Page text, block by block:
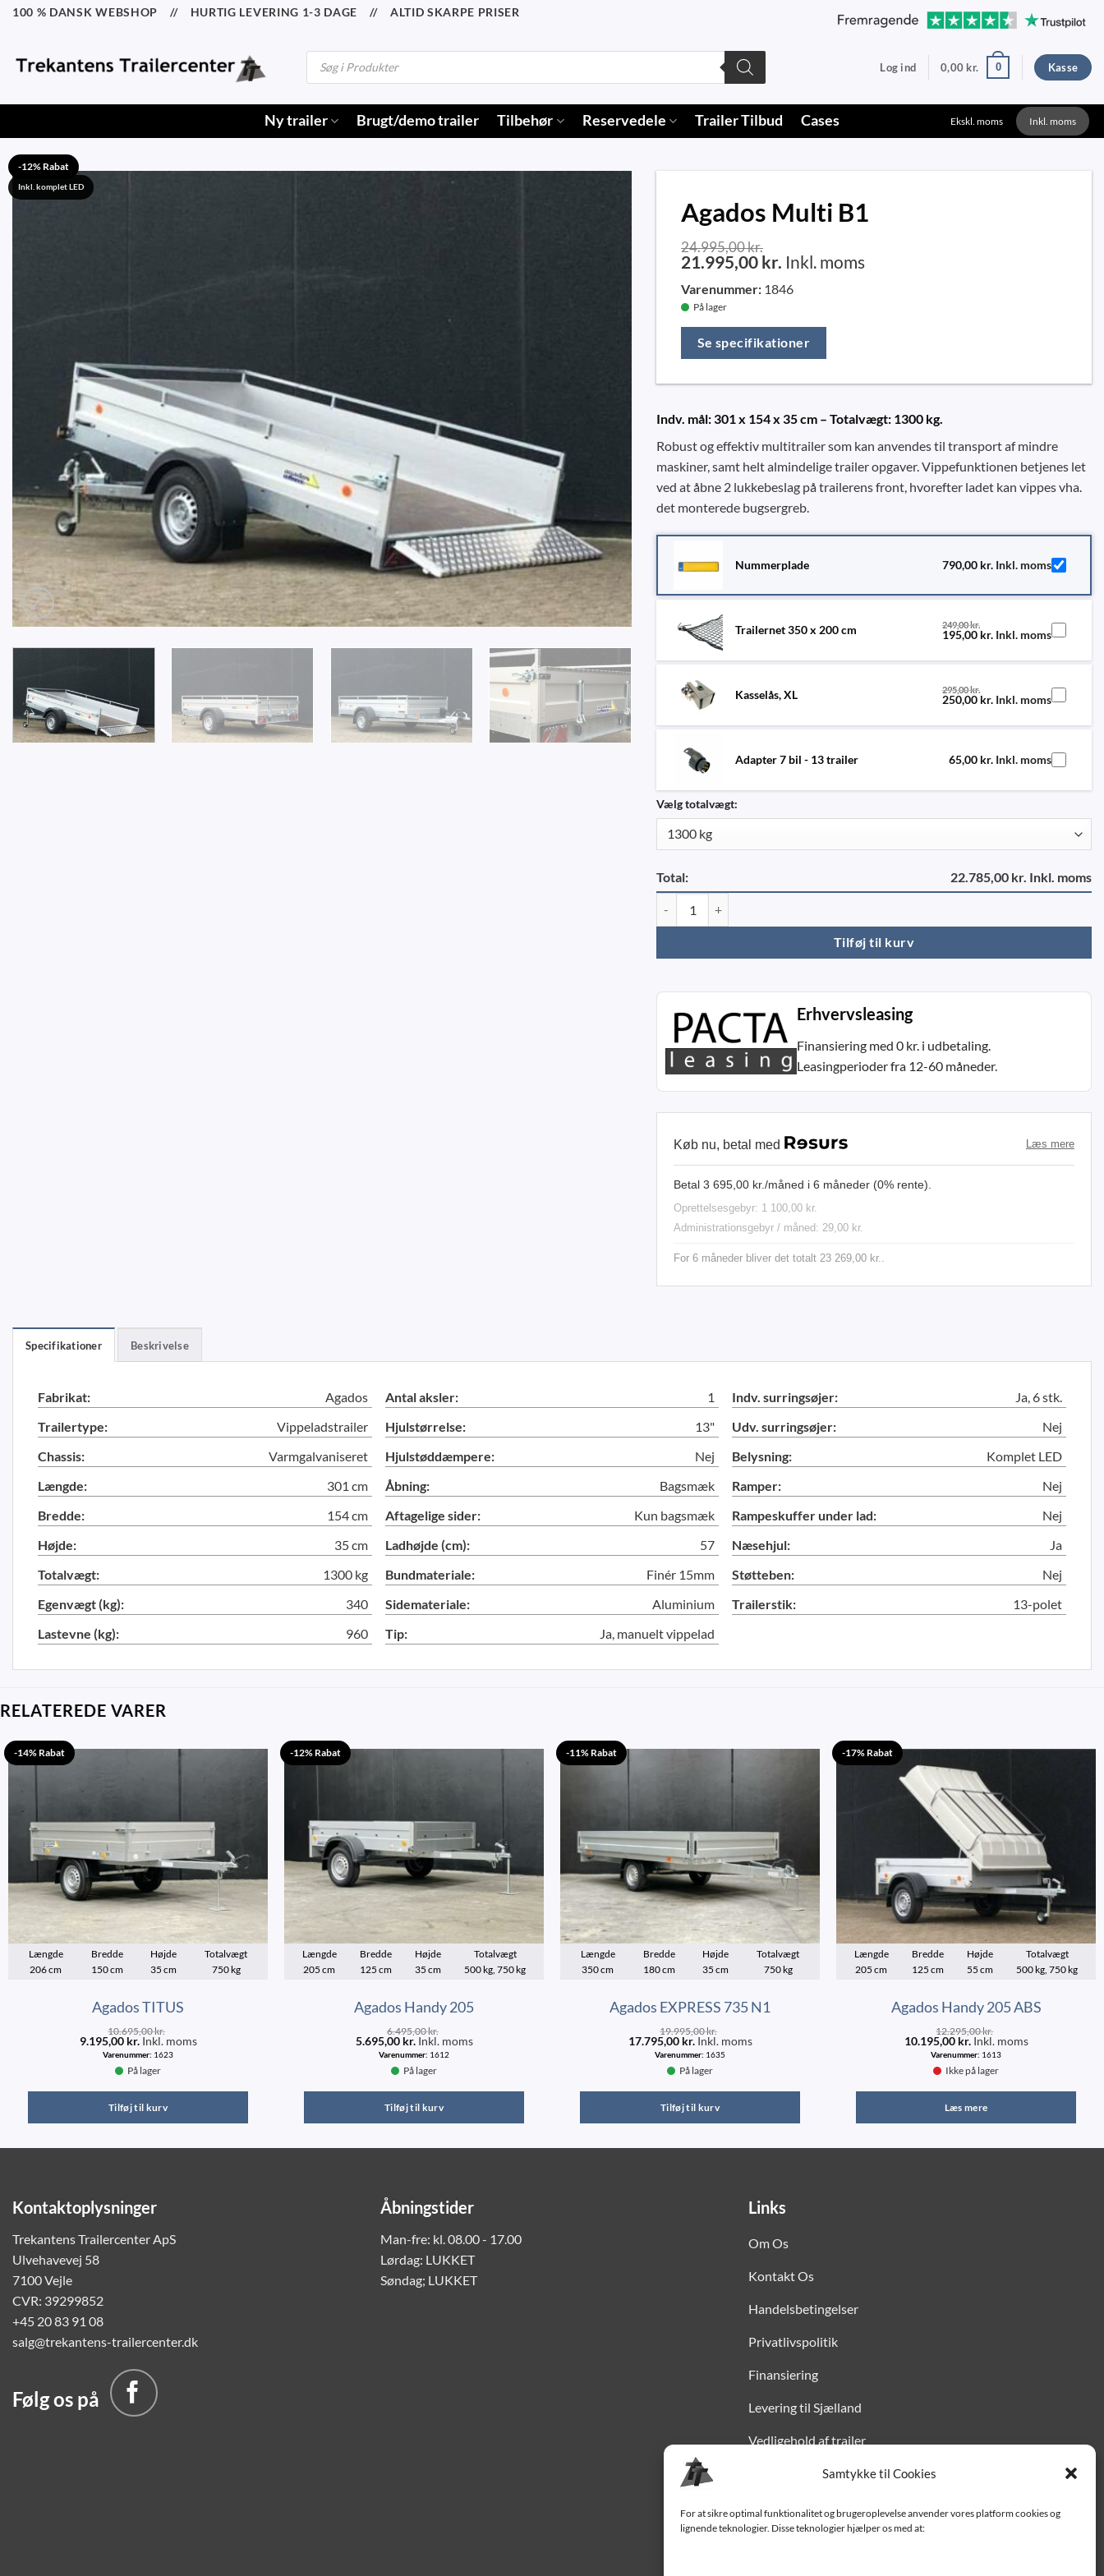
Samtykke til Cookies
For at sikre optimal funktionalitet og brugeroplevelse anvender vores platform cookies og
lignende teknologier. Disse teknologier hjælper os med at:
Fortsæt
100 % DANSK WEBSHOP // HURTIG LEVERING 1-3 DAGE // ALTID SKARPE PRISER
Products
search
Log ind 0,00 kr. 0 Kasse
Ny trailer Brugt/demo trailer Tilbehør Reservedele Trailer Tilbud Cases Ekskl. moms Inkl. moms
-12% Rabat
Inkl. komplet LED
Agados Multi B1
24.995,00kr.
21.995,00 kr. Inkl. moms
Varenummer: 1846
På lager
Se specifikationer
Indv. mål: 301 x 154 x 35 cm – Totalvægt: 1300 kg.
Robust og effektiv multitrailer som kan anvendes til transport af mindre
maskiner, samt helt almindelige trailer opgaver. Vippefunktionen betjenes let
ved at åbne 2 lukkebeslag på trailerens front, hvorefter ladet kan vippes vha.
det monterede bugsergreb.
Nummerplade 790,00 kr.Inkl. moms
Trailernet 350 x 200 cm 249,00kr.
195,00 kr.Inkl. moms
Kasselås, XL 295,00kr.
250,00 kr.Inkl. moms
Adapter 7 bil - 13 trailer 65,00 kr.Inkl. moms
Vælg totalvægt:
Total: 22.785,00 kr. Inkl. moms
Tilføj til kurv
Erhvervsleasing
Finansiering med 0 kr. i udbetaling.
Leasingperioder fra 12-60 måneder.
Køb nu, betal med Læs mere
Betal 3 695,00 kr./måned i 6 måneder (0% rente).
Oprettelsesgebyr: 1 100,00 kr.
Administrationsgebyr / måned: 29,00 kr.
For 6 måneder bliver det totalt 23 269,00 kr..
Specifikationer Beskrivelse
Fabrikat:
Agados
Trailertype:
Vippeladstrailer
Chassis:
Varmgalvaniseret
Længde:
301 cm
Bredde:
154 cm
Højde:
35 cm
Totalvægt:
1300 kg
Egenvægt (kg):
340
Lastevne (kg):
960
Antal aksler:
1
Hjulstørrelse:
13"
Hjulstøddæmpere:
Nej
Åbning:
Bagsmæk
Aftagelige sider:
Kun bagsmæk
Ladhøjde (cm):
57
Bundmateriale:
Finér 15mm
Sidemateriale:
Aluminium
Tip:
Ja, manuelt vippelad
Indv. surringsøjer:
Ja, 6 stk.
Udv. surringsøjer:
Nej
Belysning:
Komplet LED
Ramper:
Nej
Rampeskuffer under lad:
Nej
Næsehjul:
Ja
Støtteben:
Nej
Trailerstik:
13-polet
RELATEREDE VARER
-14% Rabat
Længde
206 cm
Bredde
150 cm
Højde
35 cm
Totalvægt
750 kg
Agados TITUS
10.695,00kr.
9.195,00 kr.Inkl. moms
Varenummer: 1623
På lager
Tilføj til kurv
-12% Rabat
Længde
205 cm
Bredde
125 cm
Højde
35 cm
Totalvægt
500 kg, 750 kg
Agados Handy 205
6.495,00kr.
5.695,00 kr.Inkl. moms
Varenummer: 1612
På lager
Tilføj til kurv
-11% Rabat
Længde
350 cm
Bredde
180 cm
Højde
35 cm
Totalvægt
750 kg
Agados EXPRESS 735 N1
19.995,00kr.
17.795,00 kr.Inkl. moms
Varenummer: 1635
På lager
Tilføj til kurv
-17% Rabat
Længde
205 cm
Bredde
125 cm
Højde
55 cm
Totalvægt
500 kg, 750 kg
Agados Handy 205 ABS
12.295,00kr.
10.195,00 kr.Inkl. moms
Varenummer: 1613
Ikke på lager
Læs mere
Kontaktoplysninger
Trekantens Trailercenter ApS
Ulvehavevej 58
7100 Vejle
CVR: 39299852
+45 20 83 91 08
salg@trekantens-trailercenter.dk
Følg os på
Åbningstider
Man-fre: kl. 08.00 - 17.00
Lørdag: LUKKET
Søndag; LUKKET
Links
Om Os
Kontakt Os
Handelsbetingelser
Privatlivspolitik
Finansiering
Levering til Sjælland
Vedligehold af trailer
Trailer-hjælp og FAQ
Værksted
Job/ledige stillinger